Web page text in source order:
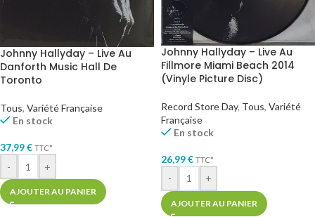
Johnny Hallyday – Live Au
Danforth Music Hall De
Toronto
Tous, Variété Française
En stock
37,99€ TTC*
- +
AJOUTER AU PANIER
Johnny Hallyday – Live Au
Fillmore Miami Beach 2014
(Vinyle Picture Disc)
Record Store Day, Tous, Variété
Française
En stock
26,99€ TTC*
- +
AJOUTER AU PANIER